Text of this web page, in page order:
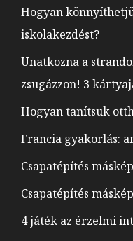
Hogyan
iskolakezdést?
Unatkozna a
zsugázzon! 3
Hogyan tanítsuk
Francia gyakorlás:
Csapatépítés
Csapatépítés
4 játék az érzelmi